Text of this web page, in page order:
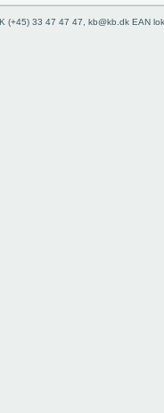
(+45) 33 47 47 47, kb@kb.dk EAN